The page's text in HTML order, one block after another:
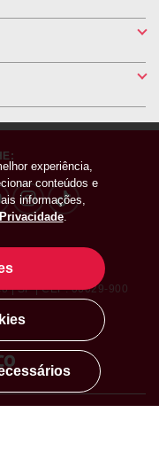
12
| SP | CEP: 06029-900
experiência,
conteúdos e
informações,
.